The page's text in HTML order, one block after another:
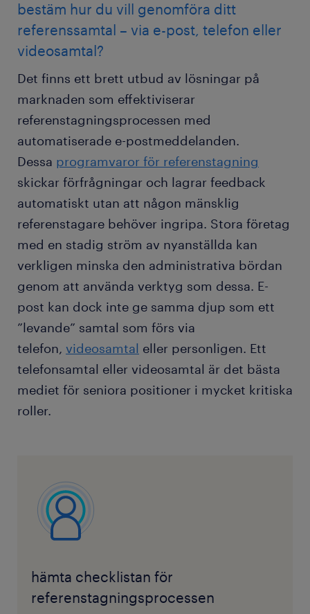
bestäm hur du vill genomföra ditt
referenssamtal – via e-post, telefon eller
videosamtal?
Det finns ett brett utbud av lösningar på
marknaden som effektiviserar
referenstagningsprocessen med
automatiserade e-postmeddelanden.
Dessa programvaror för referenstagning
skickar förfrågningar och lagrar feedback
automatiskt utan att någon mänsklig
referenstagare behöver ingripa. Stora företag
med en stadig ström av nyanställda kan
verkligen minska den administrativa bördan
genom att använda verktyg som dessa. E-
post kan dock inte ge samma djup som ett
”levande” samtal som förs via
telefon, videosamtal eller personligen. Ett
telefonsamtal eller videosamtal är det bästa
mediet för seniora positioner i mycket kritiska
roller.
hämta checklistan för
referenstagningsprocessen